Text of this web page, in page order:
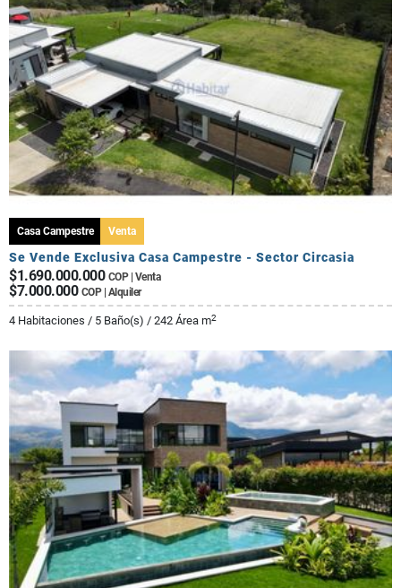
Casa Campestre Venta
Se Vende Exclusiva Casa Campestre - Sector Circasia
$1.690.000.000 COP | Venta
$7.000.000 COP | Alquiler
4 Habitaciones / 5 Baño(s) / 242 Área m2